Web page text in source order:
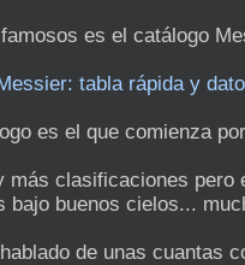
es el catálogo
tabla rápida y
es el que comienza
más clasificaciones
bajo buenos cielos...
de unas cuantas